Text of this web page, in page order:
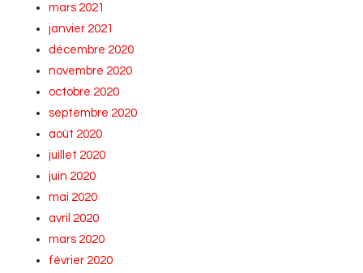
mars 2021
janvier 2021
décembre 2020
novembre 2020
octobre 2020
septembre 2020
août 2020
juillet 2020
juin 2020
mai 2020
avril 2020
mars 2020
février 2020